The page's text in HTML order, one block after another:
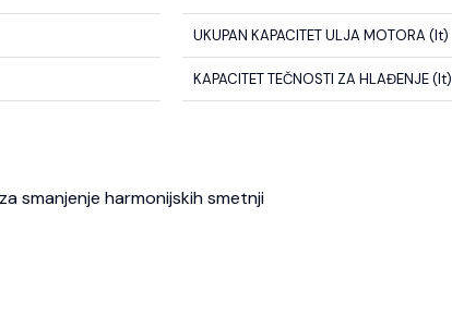
UKUPAN KAPACITET ULJA MOTORA (lt)
KAPACITET TEČNOSTI ZA HLAĐENJE (lt)
smanjenje harmonijskih smetnji